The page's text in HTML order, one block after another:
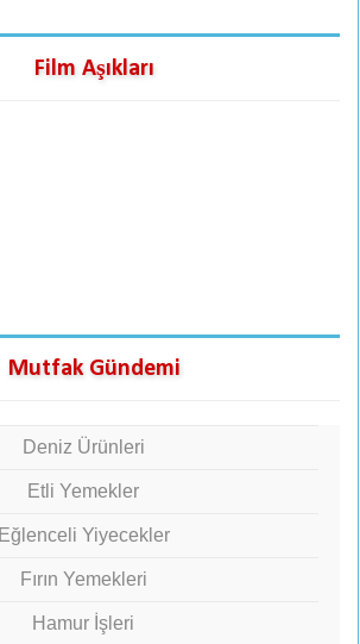
Film Aşıkları
Mutfak Gündemi
Deniz Ürünleri
Etli Yemekler
Eğlenceli Yiyecekler
Fırın Yemekleri
Hamur İşleri